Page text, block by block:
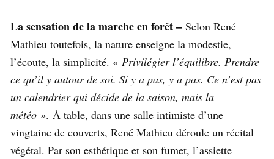
La sensation de la marche en forêt – Selon René
Mathieu toutefois, la nature enseigne la modestie,
l’écoute, la simplicité. « Privilégier l’équilibre. Prendre
ce qu’il y autour de soi. Si y a pas, y a pas. Ce n’est pas
un calendrier qui décide de la saison, mais la
météo ». À table, dans une salle intimiste d’une
vingtaine de couverts, René Mathieu déroule un récital
végétal. Par son esthétique et son fumet, l’assiette